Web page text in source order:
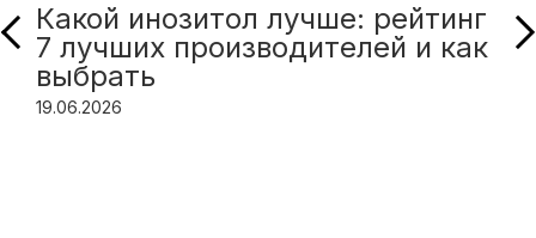
Какой инозитол лучше: рейтинг
7 лучших производителей и как
выбрать
19.06.2026